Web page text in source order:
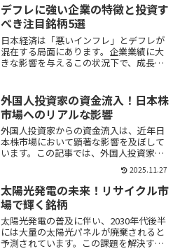
デフレに強い企業の特徴と投資す
べき注目銘柄5選
日本経済は「悪いインフレ」とデフレが
混在する局面にあります。企業業績に大
きな影響を与えるこの状況下で、成長を
できる銘柄選びのポイントと、注目の5銘
柄を詳しく紹介します。
外国人投資家の資金流入！日本株
市場へのリアルな影響
外国人投資家からの資金流入は、近年日
本株市場において顕著な影響を及ぼして
います。この記事では、外国人投資家が
どのように市場価格や投資動向に影響を
与えているのかを深掘りし、日本の投資
家がどのようにこれらの情報を利用して
投資戦略を練るべきかを解説します。
2025.11.27
太陽光発電の未来！リサイクル市
場で輝く銘柄
太陽光発電の普及に伴い、2030年代後半
には大量の太陽光パネルが廃棄されると
予測されています。この課題を解決する